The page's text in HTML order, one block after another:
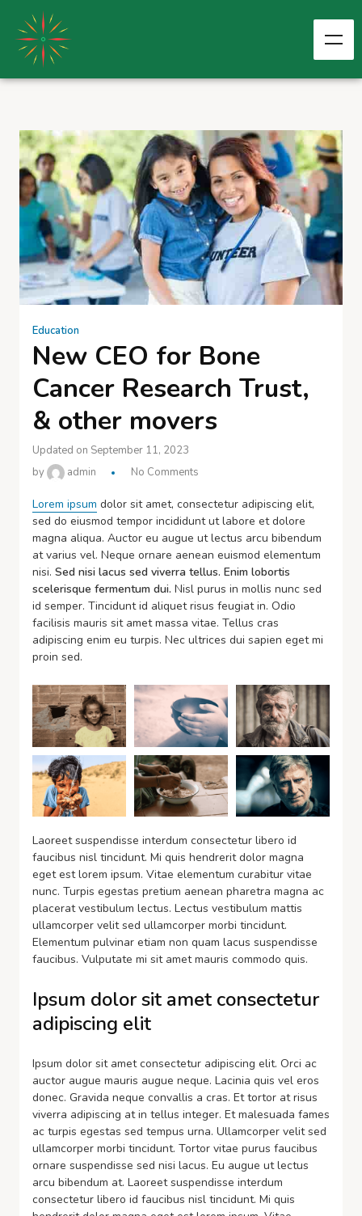
Education
New CEO for Bone
Cancer Research Trust,
& other movers
Updated on September 11, 2023
by
admin No Comments
Lorem ipsum dolor sit amet, consectetur adipiscing elit,
sed do eiusmod tempor incididunt ut labore et dolore
magna aliqua. Auctor eu augue ut lectus arcu bibendum
at varius vel. Neque ornare aenean euismod elementum
nisi. Sed nisi lacus sed viverra tellus. Enim lobortis
scelerisque fermentum dui. Nisl purus in mollis nunc sed
id semper. Tincidunt id aliquet risus feugiat in. Odio
facilisis mauris sit amet massa vitae. Tellus cras
adipiscing enim eu turpis. Nec ultrices dui sapien eget mi
proin sed.
Laoreet suspendisse interdum consectetur libero id
faucibus nisl tincidunt. Mi quis hendrerit dolor magna
eget est lorem ipsum. Vitae elementum curabitur vitae
nunc. Turpis egestas pretium aenean pharetra magna ac
placerat vestibulum lectus. Lectus vestibulum mattis
ullamcorper velit sed ullamcorper morbi tincidunt.
Elementum pulvinar etiam non quam lacus suspendisse
faucibus. Vulputate mi sit amet mauris commodo quis.
Ipsum dolor sit amet consectetur
adipiscing elit
Ipsum dolor sit amet consectetur adipiscing elit. Orci ac
auctor augue mauris augue neque. Lacinia quis vel eros
donec. Gravida neque convallis a cras. Et tortor at risus
viverra adipiscing at in tellus integer. Et malesuada fames
ac turpis egestas sed tempus urna. Ullamcorper velit sed
ullamcorper morbi tincidunt. Tortor vitae purus faucibus
ornare suspendisse sed nisi lacus. Eu augue ut lectus
arcu bibendum at. Laoreet suspendisse interdum
consectetur libero id faucibus nisl tincidunt. Mi quis